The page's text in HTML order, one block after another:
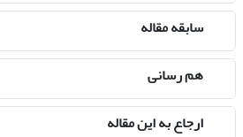
سابقه مقاله
هم رسانی
ارجاع به این مقاله